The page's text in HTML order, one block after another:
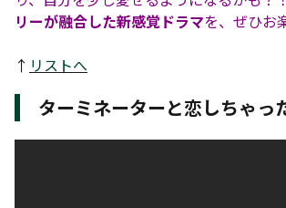
リーが融合した新感覚ドラマを、ぜひお
↑ リストへ
ターミネーターと恋しちゃっ